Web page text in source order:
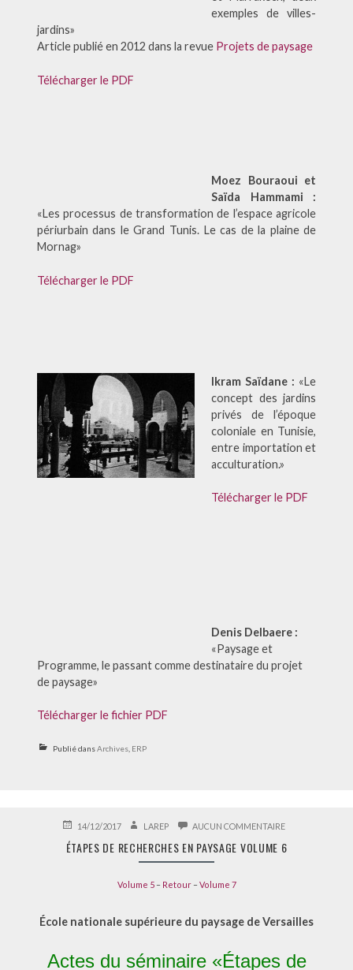
exemples de villes-
jardins»
Article publié en 2012 dans la revue Projets de paysage
Télécharger le PDF
Moez Bouraoui et
Saïda Hammami :
«Les processus de transformation de l’espace agricole
périurbain dans le Grand Tunis. Le cas de la plaine de
Mornag»
Télécharger le PDF
Ikram Saïdane : «Le
concept des jardins
privés de l’époque
coloniale en Tunisie,
entre importation et
acculturation.»
Télécharger le PDF
Denis Delbaere :
«Paysage et
Programme, le passant comme destinataire du projet
de paysage»
Télécharger le fichier PDF
Publié dansArchives, ERP
PUBLIÉ14/12/2017 AUTEUR
LAREP AUCUN COMMENTAIRESUR
DE
ÉTAPES DE RECHERCHES EN PAYSAGE VOLUME 6
Volume 5– Retour– Volume 7
École nationale supérieure du paysage de Versailles
Actes du séminaire «Étapes de